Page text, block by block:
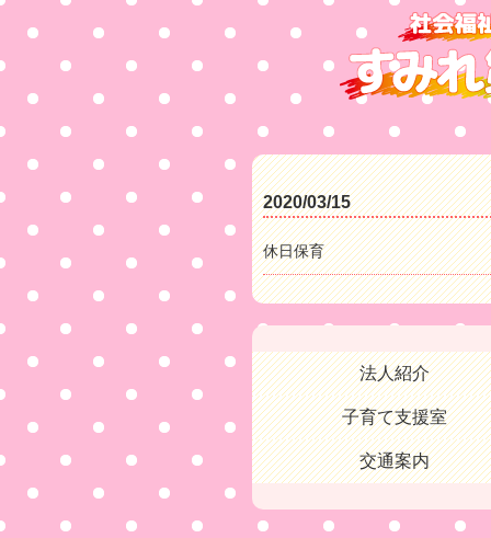
2020/03/15
休日保育
法人紹介
子育て支援室
交通案内